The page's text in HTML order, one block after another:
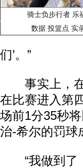
骑士负步行者 乐
数据 投篮点 实
们’。”
事实上，在
在比赛进入第
场前1分35秒
治-希尔的罚球
“我做到了，